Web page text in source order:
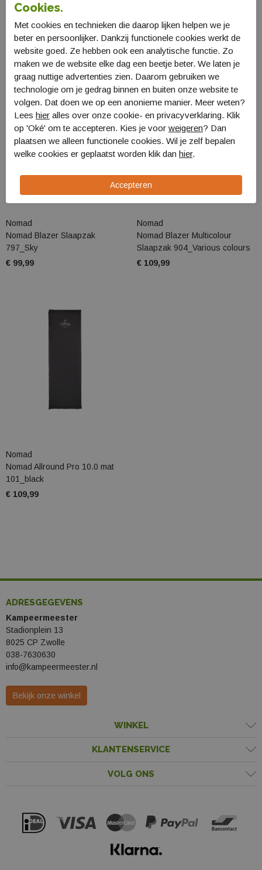
Gerelateerde producten
Nomad
Nomad Blazer Slaapzak
797_Sky
€ 99,99
Nomad
Nomad Blazer Multicolour
Slaapzak 904_Various colours
€ 109,99
Nomad
Nomad Allround Pro 10.0 mat
101_black
€ 109,99
ADRESGEGEVENS
Kampeermeester
Stadionplein 13
8025 CP Zwolle
038-7630630
info@kampeermeester.nl
Bekijk onze winkel
WINKEL
KLANTENSERVICE
VOLG ONS
Cookies.
Met cookies en technieken die daarop lijken helpen we je
beter en persoonlijker. Dankzij functionele cookies werkt de
website goed. Ze hebben ook een analytische functie. Zo
maken we de website elke dag een beetje beter. We laten je
graag nuttige advertenties zien. Daarom gebruiken we
technologie om je gedrag binnen en buiten onze website te
volgen. Dat doen we op een anonieme manier. Meer weten?
Lees hier alles over onze cookie- en privacyverklaring. Klik
op 'Oké' om te accepteren. Kies je voor weigeren? Dan
plaatsen we alleen functionele cookies. Wil je zelf bepalen
welke cookies er geplaatst worden klik dan hier.